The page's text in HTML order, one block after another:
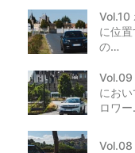
Vol.10
に位
の…
Vol.09
におい
ロワ
Vol.08